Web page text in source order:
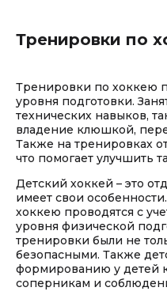
Тренировки по
Тренировки по хоккею
уровня подготовки.
технических навыков,
владение клюшкой,
Также на тренировках
что помогает улучшить
Детский хоккей – это
имеет свои
хоккею проводятся с
уровня физической
тренировки были не
безопасными. Также
формированию у детей
соперникам и